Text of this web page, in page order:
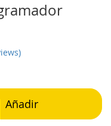
Añadir